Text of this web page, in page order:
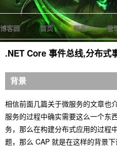
博客园 首页 联系 管
.NET Core 事件总线,分布式
背景
相信前面几篇关于微服务的文章也
服务的过程中确实需要这么一个东
务，那么在构建分布式应用的过程
题，那么 CAP 就是在这样的背景下